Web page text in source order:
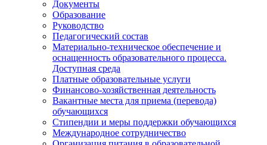
Документы
Образование
Руководство
Педагогический состав
Материально-техническое обеспечение и
оснащенность образовательного процесса.
Доступная среда
Платные образовательные услуги
Финансово-хозяйственная деятельность
Вакантные места для приема (перевода)
обучающихся
Стипендии и меры поддержки обучающихся
Международное сотрудничество